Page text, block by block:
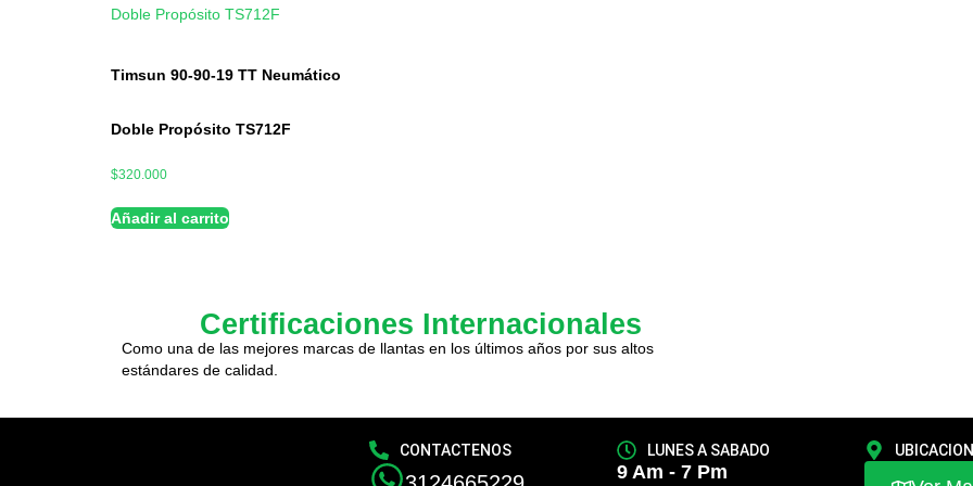
Timsun 90-90-19 TT Neumático
Doble Propósito TS712F
$320.000
Añadir al carrito
Certificaciones Internacionales
Como una de las mejores marcas de llantas en los últimos años por sus altos
estándares de calidad.
CONTACTENOS LUNES A SABADO
9 Am - 7 Pm
UBICACION